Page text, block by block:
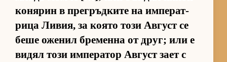
ко­ня­рин в прег­ръд­ките на им­пе­рат­
рица Ли­вия, за ко­ято този Ав­густ се
беше оже­нил бре­менна от друг; или е
ви­дял този им­пе­ра­тор Ав­густ зает с